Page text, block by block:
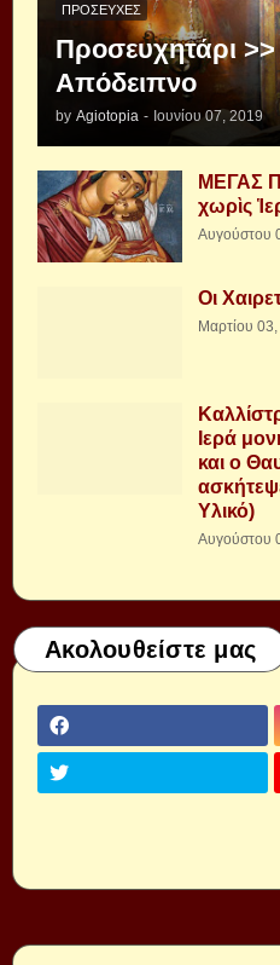
ΠΡΟΣΕΥΧΈΣ
Προσευχητάρι
Απόδειπνο
by Agiotopia - Ιουνίου 07, 2019
ΜΕΓΑΣ
χωρὶς
Αυγούστου
Οι
Μαρτίου
Ιερά
και ο
Υλικό)
Αυγούστου
Ακολουθείστε μας